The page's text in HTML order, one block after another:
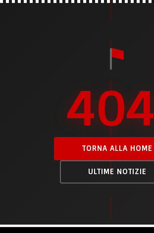
404
TORNA ALLA HOME
ULTIME NOTIZIE